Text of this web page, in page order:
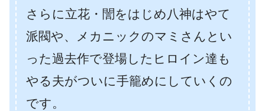
さらに立花・誾をはじめ八神はやて
派閥や、メカニックのマミさんとい
った過去作で登場したヒロイン達も
やる夫がついに手籠めにしていくの
です。